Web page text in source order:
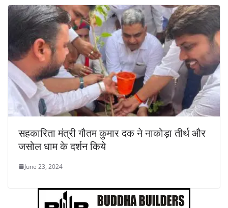
सहकारिता मंत्री गौतम कुमार दक ने नाकोड़ा तीर्थ और
जसोल धाम के दर्शन किये
June 23, 2024